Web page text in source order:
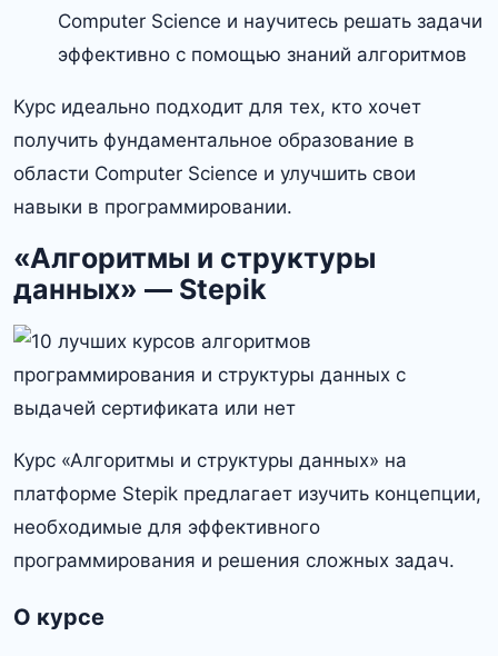
Computer Science и научитесь решать задачи
эффективно с помощью знаний алгоритмов
Курс идеально подходит для тех, кто хочет
получить фундаментальное образование в
области Computer Science и улучшить свои
навыки в программировании.
«Алгоритмы и структуры
данных» — Stepik
Курс «Алгоритмы и структуры данных» на
платформе Stepik предлагает изучить концепции,
необходимые для эффективного
программирования и решения сложных задач.
О курсе